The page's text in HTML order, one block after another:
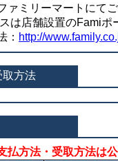
ミリーマートにてご
店舗設置のFamiポ
http://
取方法
払方法・受取方法は